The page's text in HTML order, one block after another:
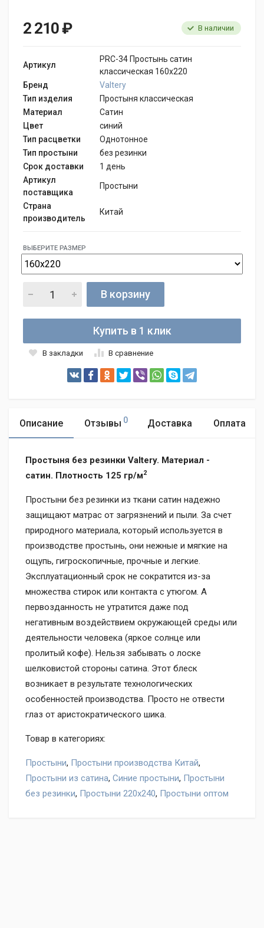
2 210 ₽ В наличии
Артикул
PRC-34 Простынь сатин
классическая 160x220
Бренд
Valtery
Тип изделия
Простыня классическая
Материал
Сатин
Цвет
синий
Тип расцветки
Однотонное
Тип простыни
без резинки
Срок доставки
1 день
Артикул
поставщика
Простыни
Страна
производитель
Китай
ВЫБЕРИТЕ РАЗМЕР
В корзину
Купить в 1 клик
В закладки В сравнение
Описание Отзывы 0 Доставка Оплата
Простыня без резинки Valtery. Материал -
сатин. Плотность 125 гр/м2
Простыни без резинки из ткани сатин надежно
защищают матрас от загрязнений и пыли. За счет
природного материала, который используется в
производстве простынь, они нежные и мягкие на
ощупь, гигроскопичные, прочные и легкие.
Эксплуатационный срок не сократится из-за
множества стирок или контакта с утюгом. А
первозданность не утратится даже под
негативным воздействием окружающей среды или
деятельности человека (яркое солнце или
пролитый кофе). Нельзя забывать о лоске
шелковистой стороны сатина. Этот блеск
возникает в результате технологических
особенностей производства. Просто не отвести
глаз от аристократического шика.
Товар в категориях:
Простыни, Простыни производства Китай,
Простыни из сатина, Синие простыни, Простыни
без резинки, Простыни 220х240, Простыни оптом